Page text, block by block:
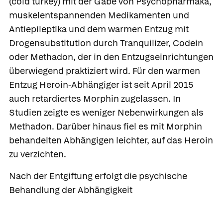
muskelentspannenden Medikamenten und
Antiepileptika und dem warmen Entzug mit
Drogensubstitution durch Tranquilizer, Codein
oder Methadon, der in den Entzugseinrichtungen
überwiegend praktiziert wird. Für den warmen
Entzug Heroin-Abhängiger ist seit April 2015
auch retardiertes Morphin zugelassen. In
Studien zeigte es weniger Nebenwirkungen als
Methadon. Darüber hinaus fiel es mit Morphin
behandelten Abhängigen leichter, auf das Heroin
zu verzichten.
Nach der Entgiftung erfolgt die psychische
Behandlung der Abhängigkeit